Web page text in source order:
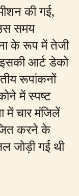
की गई,
समय
के रूप में तेजी
आर्ट डेको
रूपांकनों
में स्पष्ट
में चार मंजिलें
करने के
जोड़ी गई थी